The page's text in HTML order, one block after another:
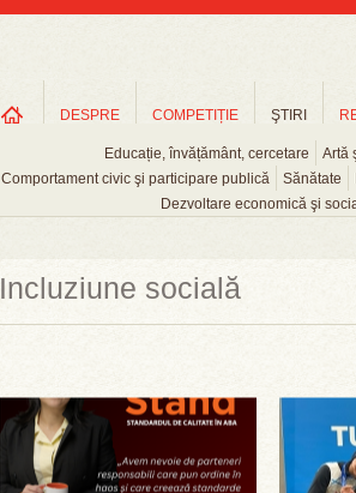
DESPRE COMPETIȚIE ŞTIRI
Educație, învățământ, cercetare Artă
Comportament civic şi participare publică
Sănătate
Dezvoltare economică şi
Incluziune socială